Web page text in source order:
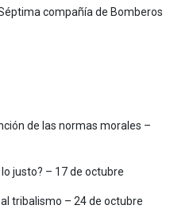
compañía de Bomberos
de las normas morales –
lo justo? – 17 de octubre
tribalismo – 24 de octubre